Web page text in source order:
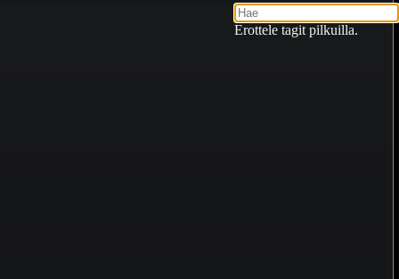
Erottele tagit pilkuilla.